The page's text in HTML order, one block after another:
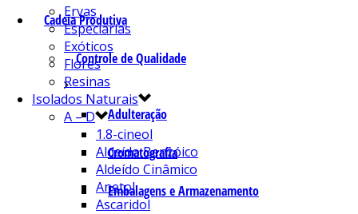
Cadeia Produtiva
Controle de Qualidade
Adulteração
Cromatografia
Embalagens e Armazenamento
Ervas
Especiarias
Exóticos
Flores
Resinas
Isolados Naturais
A – D
1.8-cineol
Aldeído Benzóico
Aldeído Cinâmico
Anetol
Ascaridol